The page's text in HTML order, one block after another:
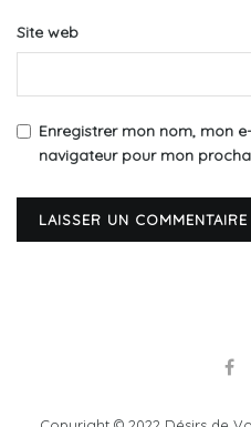
Site web
Enregistrer mon nom, mon
navigateur pour mon